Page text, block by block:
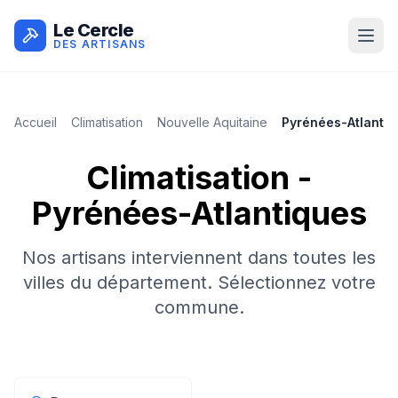
Le Cercle
DES ARTISANS
Accueil Climatisation Nouvelle Aquitaine Pyrénées-
Climatisation -
Pyrénées-Atlantiques
Nos artisans interviennent dans toutes les
villes du département. Sélectionnez votre
commune.